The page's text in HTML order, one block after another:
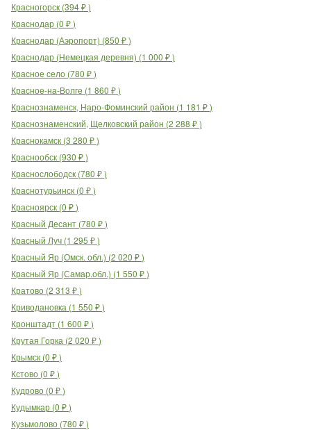
Красногорск (394₽)
Краснодар (0 ₽)
Краснодар (Аэропорт) (850 ₽)
Краснодар (Немецкая деревня) (1 000 ₽)
Красное село (780 ₽)
Красное-на-Волге (1 860 ₽)
Краснознаменск, Наро-Фоминский район (1 181 ₽)
Краснознаменский, Щелковский район (2 288 ₽)
Краснокамск (3 280 ₽)
Краснообск (930 ₽)
Краснослободск (780 ₽)
Краснотурьинск (0 ₽)
Красноярск (0 ₽)
Красный Десант (780 ₽)
Красный Луч (1 295 ₽)
Красный Яр (Омск. обл.) (2 020 ₽)
Красный Яр (Самар.обл.) (1 550 ₽)
Кратово (2 313 ₽)
Криводановка (1 550 ₽)
Кронштадт (1 600 ₽)
Крутая Горка (2 020 ₽)
Крымск (0 ₽)
Кстово (0 ₽)
Кудрово (0 ₽)
Кудымкар (0 ₽)
Кузьмолово (780 ₽)